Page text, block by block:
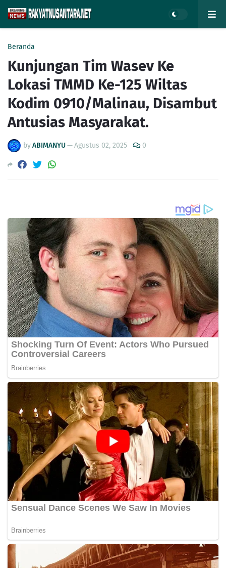
Beranda
Kunjungan Tim Wasev Ke
Lokasi TMMD Ke-125 Wiltas
Kodim 0910/Malinau, Disambut
Antusias Masyarakat.
byABIMANYU—Agustus 02, 2025 0